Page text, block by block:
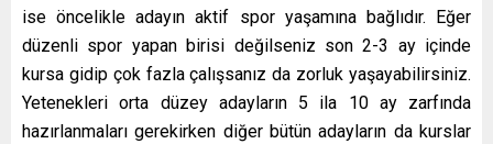
ise öncelikle adayın aktif spor yaşamına bağlıdır. Eğer
düzenli spor yapan birisi değilseniz son 2-3 ay içinde
kursa gidip çok fazla çalışsanız da zorluk yaşayabilirsiniz.
Yetenekleri orta düzey adayların 5 ila 10 ay zarfında
hazırlanmaları gerekirken diğer bütün adayların da kurslar